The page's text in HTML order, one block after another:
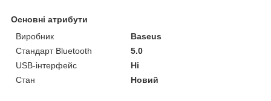
Основні атрибути
Виробник
Baseus
Стандарт Bluetooth
5.0
USB-інтерфейс
Ні
Стан
Новий